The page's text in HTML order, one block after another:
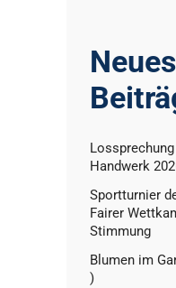
Handwerk
Sportturnier
Fairer
Stimmung
Blumen im
)